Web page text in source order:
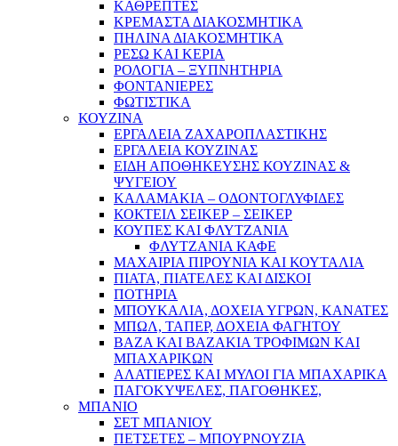
ΚΑΘΡΕΠΤΕΣ
ΚΡΕΜΑΣΤΑ ΔΙΑΚΟΣΜΗΤΙΚΑ
ΠΗΛΙΝΑ ΔΙΑΚΟΣΜΗΤΙΚΑ
ΡΕΣΩ ΚΑΙ ΚΕΡΙΑ
ΡΟΛΟΓΙΑ – ΞΥΠΝΗΤΗΡΙΑ
ΦΟΝΤΑΝΙΕΡΕΣ
ΦΩΤΙΣΤΙΚΑ
ΚΟΥΖΙΝΑ
ΕΡΓΑΛΕΙΑ ΖΑΧΑΡΟΠΛΑΣΤΙΚΗΣ
ΕΡΓΑΛΕΙΑ ΚΟΥΖΙΝΑΣ
ΕΙΔΗ ΑΠΟΘΗΚΕΥΣΗΣ ΚΟΥΖΙΝΑΣ &
ΨΥΓΕΙΟΥ
ΚΑΛΑΜΑΚΙΑ – ΟΔΟΝΤΟΓΛΥΦΙΔΕΣ
ΚΟΚΤΕΙΛ ΣΕΙΚΕΡ – ΣΕΙΚΕΡ
ΚΟΥΠΕΣ ΚΑΙ ΦΛΥΤΖΑΝΙΑ
ΦΛΥΤΖΑΝΙΑ ΚΑΦΕ
ΜΑΧΑΙΡΙΑ ΠΙΡΟΥΝΙΑ ΚΑΙ ΚΟΥΤΑΛΙΑ
ΠΙΑΤΑ, ΠΙΑΤΕΛΕΣ ΚΑΙ ΔΙΣΚΟΙ
ΠΟΤΗΡΙΑ
ΜΠΟΥΚΑΛΙΑ, ΔΟΧΕΙΑ ΥΓΡΩΝ, ΚΑΝΑΤΕΣ
ΜΠΩΛ, ΤΑΠΕΡ, ΔΟΧΕΙΑ ΦΑΓΗΤΟΥ
ΒΑΖΑ ΚΑΙ ΒΑΖΑΚΙΑ ΤΡΟΦΙΜΩΝ ΚΑΙ
ΜΠΑΧΑΡΙΚΩΝ
ΑΛΑΤΙΕΡΕΣ ΚΑΙ ΜΥΛΟΙ ΓΙΑ ΜΠΑΧΑΡΙΚΑ
ΠΑΓΟΚΥΨΕΛΕΣ, ΠΑΓΟΘΗΚΕΣ,
ΜΠΑΝΙΟ
ΣΕΤ ΜΠΑΝΙΟΥ
ΠΕΤΣΕΤΕΣ – ΜΠΟΥΡΝΟΥΖΙΑ